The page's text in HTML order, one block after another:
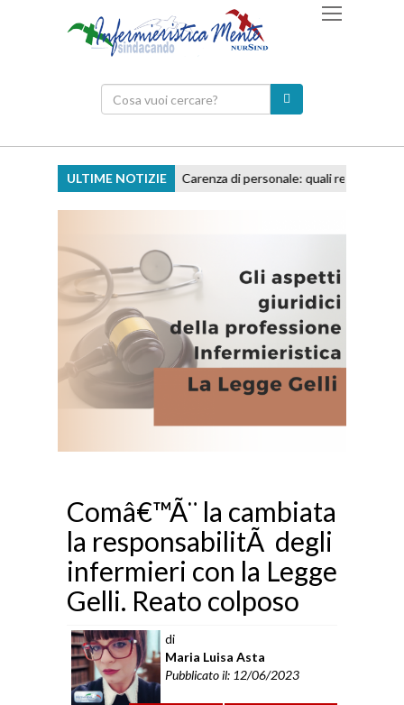
ULTIME NOTIZIECarenza di personale: quali responsabilità
Comâ€™Ã¨ la cambiata
la responsabilitÃ degli
infermieri con la Legge
Gelli. Reato colposo
di
Maria Luisa Asta
Pubblicato il: 12/06/2023